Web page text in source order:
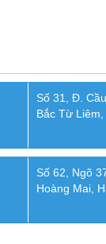
Số 31, Đ.
Bắc Từ
Số 62, Ngõ
Hoàng Mai,